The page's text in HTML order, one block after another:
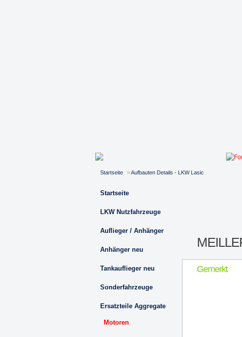
Startseite »Aufbauten Details - LKW Lasic
Startseite
LKW Nutzfahrzeuge
Auflieger / Anhänger
Anhänger neu
Tankauflieger neu
Sonderfahrzeuge
Ersatzteile Aggregate
Motoren
Gemerkt